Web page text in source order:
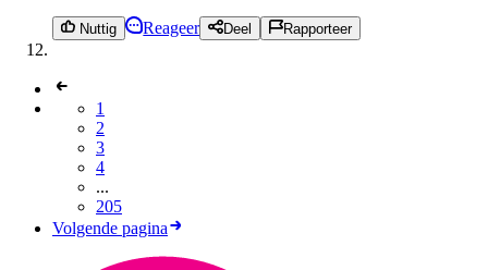
Nuttig Reageer Deel Rapporteer
1
2
3
4
...
205
Volgende pagina